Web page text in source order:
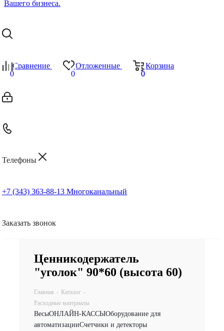
Сравнение
0
Отложенные
0
Корзина
0
0
Телефоны
+7 (343) 363-88-13 Многоканальный
Заказать звонок
Ценникодержатель
"уголок" 90*60 (высота 60)
Главная - Каталог -
Расходные материалы
ВесыОНЛАЙН-КАССЫОборудование для
автоматизацииСчетчики и детекторы